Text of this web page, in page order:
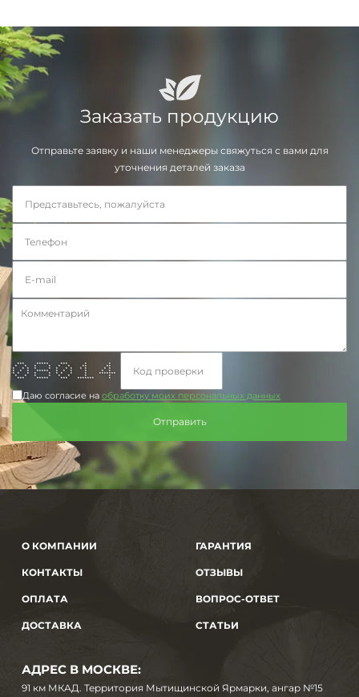
Заказать продукцию
Отправьте заявку и наши менеджеры свяжуться с вами для
уточнения деталей заказа
*** ***** *** * *
* * * * * * ** **
* * * * * * * * * * * *
* * * ***** * * * * * *
* * * * * * * * * *******
* * * * * * * *
*** ***** *** ******* *
Даю согласие на обработку моих персональных данных
О КОМПАНИИ
КОНТАКТЫ
ОПЛАТА
ДОСТАВКА
ГАРАНТИЯ
ОТЗЫВЫ
ВОПРОС-ОТВЕТ
СТАТЬИ
АДРЕС В МОСКВЕ:
91 км МКАД. Территория Мытищинской Ярмарки, ангар №15